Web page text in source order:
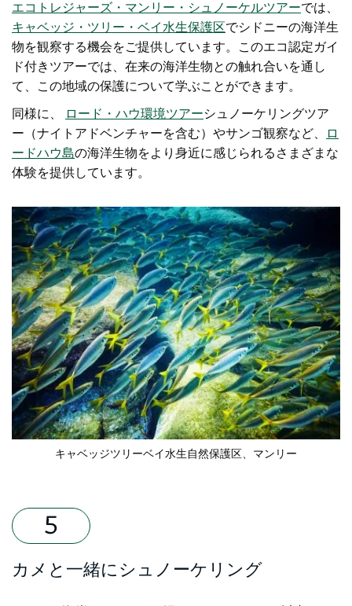
エコトレジャーズ・マンリー・シュノーケルツアーでは、
キャベッジ・ツリー・ベイ水生保護区でシドニーの海洋生
物を観察する機会をご提供しています。このエコ認定ガイ
ド付きツアーでは、在来の海洋生物との触れ合いを通し
て、この地域の保護について学ぶことができます。
同様に、 ロード・ハウ環境ツアーシュノーケリングツア
ー（ナイトアドベンチャーを含む）やサンゴ観察など、
ロ
ードハウ島の海洋生物をより身近に感じられるさまざまな
体験を提供しています。
キャベッジツリーベイ水生自然保護区、マンリー
カメと一緒にシュノーケリング